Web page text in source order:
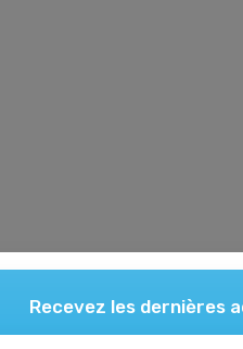
Recevez les dernières